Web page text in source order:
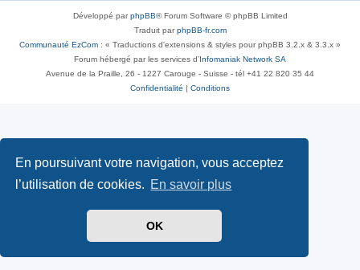
En poursuivant votre navigation, vous acceptez
l’utilisation de cookies. En savoir plus
OK
Développé parphpBB® Forum Software © phpBB Limited
Traduit parphpBB-fr.com
Communauté EzCom : « Traductions d'extensions & styles pour phpBB 3.2.x & 3.3.x »
Forum hébergé par les services d’ Infomaniak Network SA
Avenue de la Praille, 26 - 1227 Carouge - Suisse - tél +41 22 820 35 44
Confidentialité
Conditions